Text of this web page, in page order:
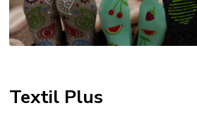
Textil Plus